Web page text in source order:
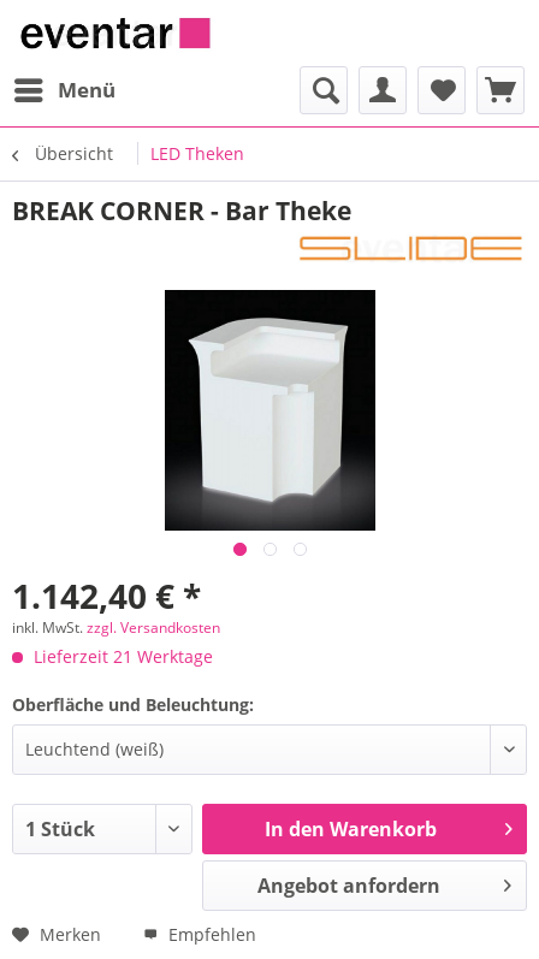
Menü
Übersicht LED Theken
BREAK CORNER - Bar Theke
1.142,40 € *
inkl. MwSt.zzgl. Versandkosten
Lieferzeit 21 Werktage
Oberfläche und Beleuchtung:
In den Warenkorb
Angebot anfordern
Merken Empfehlen